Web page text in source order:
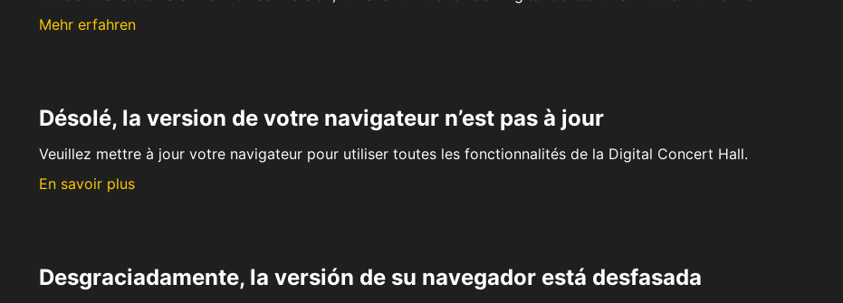
Mehr erfahren
Désolé, la version de votre navigateur n’est pas à jour
Veuillez mettre à jour votre navigateur pour utiliser toutes les fonctionnalités de la Digital Concert Hall.
En savoir plus
Desgraciadamente, la versión de su navegador está desfasada